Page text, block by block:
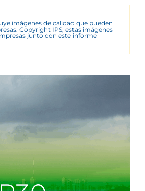
imágenes de calidad que pueden
Copyright IPS, estas imágenes
junto con este informe